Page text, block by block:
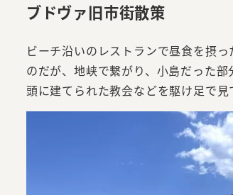
ブドヴァ旧市街散策
ビーチ沿いのレストランで昼食を摂
のだが、地峡で繋がり、小島だった
頭に建てられた教会などを駆け足で